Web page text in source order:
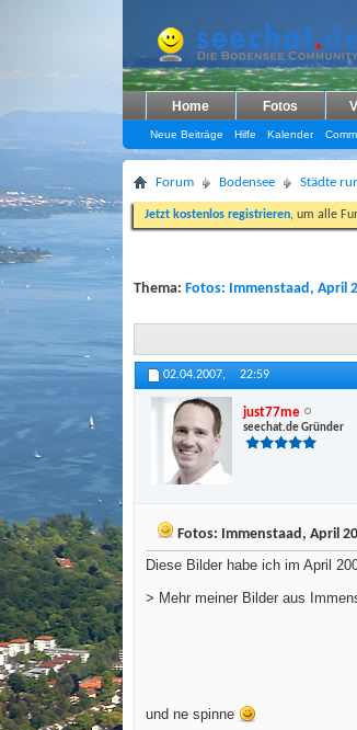
Home Fotos
Neue Beiträge Hilfe Kalender
Forum Bodensee Städte
Jetzt kostenlos registrieren, um alle
Thema: Fotos: Immenstaad, April
02.04.2007, 22:59
just77me
seechat.de Gründer
Fotos: Immenstaad, April
Diese Bilder habe ich im April
> Mehr meiner Bilder aus
und ne spinne